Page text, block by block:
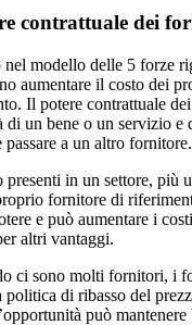
contrattuale dei
nel modello delle 5 forze
aumentare il costo dei
Il potere contrattuale
di un bene o un servizio e
passare a un altro fornitore.
in un settore, più
fornitore di
e può aumentare i
altri vantaggi.
ci sono molti fornitori, i
politica di ribasso del
può